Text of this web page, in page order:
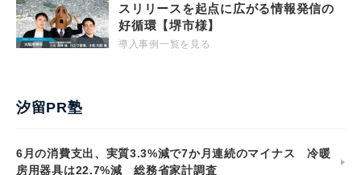
スリリースを起点に広がる情報発信の
好循環【堺市様】
導入事例一覧を見る
汐留PR塾
6月の消費支出、実質3.3%減で7か月連続のマイナス 冷暖
房用器具は22.7%減 総務省家計調査